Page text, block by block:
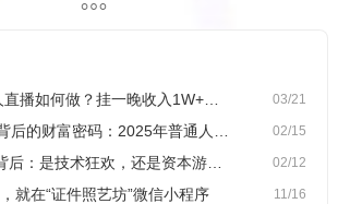
03/21
做？挂一晚收入1W+，这份教程，小白可做~
02/15
密码：2025年普通人如何抓住AI创业风口？
02/12
：是技术狂欢，还是资本游戏？
11/16
就在“证件照艺坊”微信小程序